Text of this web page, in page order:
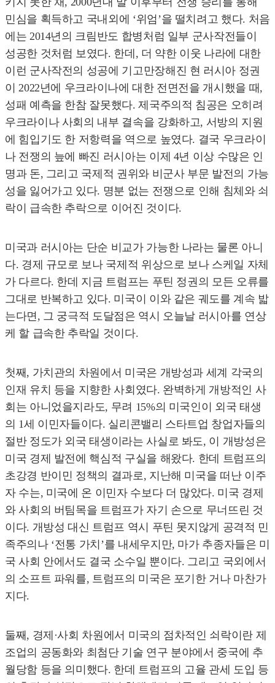
민심을 획득하고 국내외에 ‘위엄’을 떨치려고 했다. 처음
에는 2014년의 크림반도 합병처럼 일부 군사작전들이
성공한 것처럼 보였다. 한데, 더 약한 이웃 나라에 대한
이런 군사작전의 성공에 기고만장해진 현 러시아 정권
이 2022년에 우크라이나에 대한 전면전을 개시했을 때,
성패 예측을 한참 잘못했다. 제국주의적 침공은 오히려
우크라이나 사회의 내부 결속을 강화하고, 서방의 지원
에 힘입기도 한 저항력을 역으로 높였다. 결국 우크라이
나 전쟁의 늪에 빠진 러시아는 이제 4년 이상 수많은 인
명과 돈, 그리고 국제적 권위와 비군사 부문 발전의 가능
성을 잃어가고 있다. 명분 없는 전쟁으로 인해 침체와 쇠
락이 급속한 추락으로 이어진 것이다.
미국과 러시아는 단순 비교가 가능한 나라는 물론 아니
다. 경제 규모로 보나 국제적 위상으로 보나 스케일 자체
가 다르다. 한데 지금 트럼프는 푸틴 정권의 모든 오류를
그대로 반복하고 있다. 미국이 이와 같은 궤도를 계속 밟
는다면, 그 궁극적 도달점은 역시 오늘날 러시아를 연상
케 할 급속한 추락일 것이다.
첫째, 가치관의 차원에서 미국은 개방성과 세계 각국의
인재 유치 등을 지향한 사회였다. 완벽하게 개방적인 사
회는 아니었을지라도, 무려 15%의 미국인이 외국 태생
의 1세 이민자들이다. 실리콘밸리 스타트업 창업자들의
절반 정도가 외국 태생이라는 사실로 봐도, 이 개방성은
미국 경제 발전에 핵심적 구실을 해왔다. 한데 트럼프의
초강경 반이민 정책의 결과로, 지난해 미국을 떠난 이주
자 수는, 미국에 온 이민자 수보다 더 많았다. 미국 경제
와 사회의 버팀목을 트럼프가 자기 손으로 무너뜨린 것
이다. 개방성 대신 트럼프 역시 푸틴 못지않게 공격적 민
족주의나 ‘전통 가치’를 내세우지만, 마가 추종자들은 미
국 사회 안에서도 결국 소수일 뿐이다. 그리고 국외에서
의 소프트 파워를, 트럼프의 미국은 포기한 거나 마찬가
지다.
둘째, 경제·사회 차원에서 미국의 점차적인 쇠락이란 제
조업의 공동화와 최첨단 기술 연구 분야에서 중국에 추
월당함 등을 의미했다. 한데 트럼프의 고율 관세 도입 등